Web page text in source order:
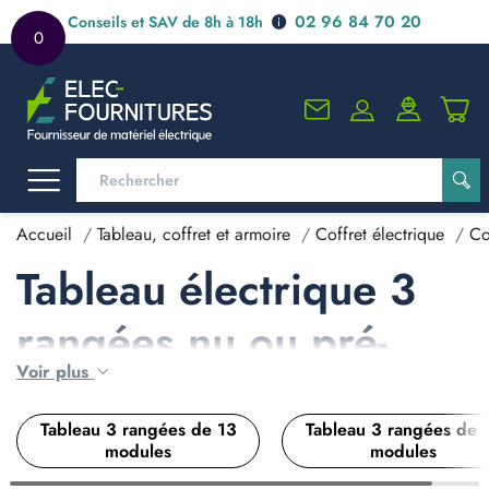
0
Conseils et SAV de 8h à 18h 02 96 84 70 20
Accueil Tableau, coffret et armoire Coffret électrique
Tableau électrique 3
rangées nu ou pré-
équipé
Le 3 rangées, c'est le
Voir plus
Tableau 3 rangées de 13
modules
Tableau 3 rangées de
modules